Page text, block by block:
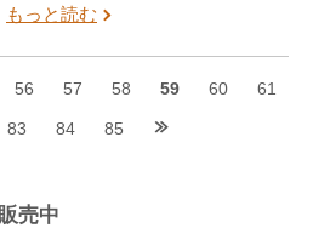
もっと読む
56 57 58 59 60 61
83 84 85
売中